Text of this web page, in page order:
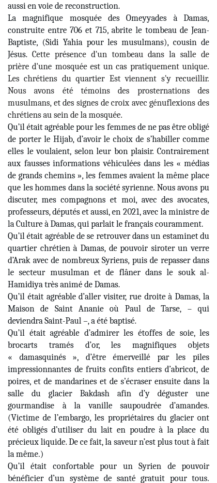
aussi en voie de reconstruction.
La magnifique mosquée des Omeyyades à Damas,
construite entre 706 et 715, abrite le tombeau de Jean-
Baptiste, (Sidi Yahia pour les musulmans), cousin de
Jésus. Cette présence d'un tombeau dans la salle de
prière d'une mosquée est un cas pratiquement unique.
Les chrétiens du quartier Est viennent s'y recueillir.
Nous avons été témoins des prosternations des
musulmans, et des signes de croix avec génuflexions des
chrétiens au sein de la mosquée.
Qu’il était agréable pour les femmes de ne pas être obligé
de porter le Hijab, d’avoir le choix de s’habiller comme
elles le voulaient, selon leur bon plaisir. Contrairement
aux fausses informations véhiculées dans les « médias
de grands chemins », les femmes avaient la même place
que les hommes dans la société syrienne. Nous avons pu
discuter, mes compagnons et moi, avec des avocates,
professeurs, députés et aussi, en 2021, avec la ministre de
la Culture à Damas, qui parlait le français couramment.
Qu’il était agréable de se retrouver dans un estaminet du
quartier chrétien à Damas, de pouvoir siroter un verre
d’Arak avec de nombreux Syriens, puis de repasser dans
le secteur musulman et de flâner dans le souk al-
Hamidiya très animé de Damas.
Qu’il était agréable d’aller visiter, rue droite à Damas, la
Maison de Saint Ananie où Paul de Tarse, – qui
deviendra Saint-Paul –, a été baptisé.
Qu’il était agréable d’admirer les étoffes de soie, les
brocarts tramés d’or, les magnifiques objets
« damasquinés », d’être émerveillé par les piles
impressionnantes de fruits confits entiers d’abricot, de
poires, et de mandarines et de s’écraser ensuite dans la
salle du glacier Bakdash afin d’y déguster une
gourmandise à la vanille saupoudrée d’amandes.
(Victime de l’embargo, les propriétaires du glacier ont
été obligés d’utiliser du lait en poudre à la place du
précieux liquide. De ce fait, la saveur n’est plus tout à fait
la même.)
Qu’il était confortable pour un Syrien de pouvoir
bénéficier d’un système de santé gratuit pour tous.